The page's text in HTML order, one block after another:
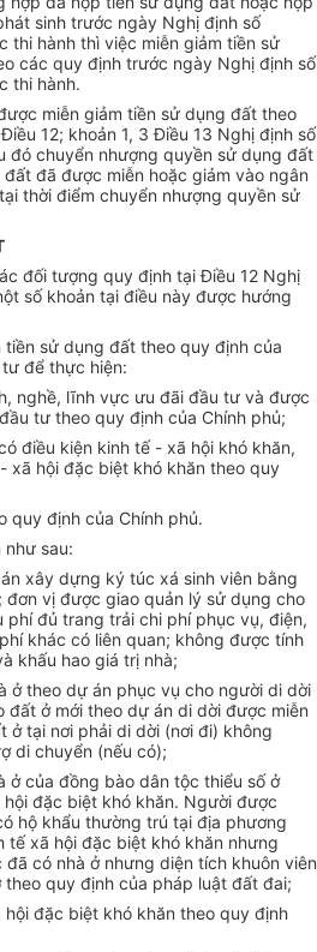
sinh trước ngày Nghị định số
thi hành thì việc miễn giảm tiền sử
các quy định trước ngày Nghị định số
thi hành.
miễn giảm tiền sử dụng đất theo
12; khoản 1, 3 Điều 13 Nghị định số
đó chuyển nhượng quyền sử dụng đất
đã được miễn hoặc giảm vào ngân
thời điểm chuyển nhượng quyền sử
đối tượng quy định tại Điều 12 Nghị
số khoản tại điều này được hướng
tiền sử dụng đất theo quy định của
để thực hiện:
nghề, lĩnh vực ưu đãi đầu tư và được
tư theo quy định của Chính phủ;
điều kiện kinh tế - xã hội khó khăn,
xã hội đặc biệt khó khăn theo quy
quy định của Chính phủ.
sau:
xây dựng ký túc xá sinh viên bằng
vị được giao quản lý sử dụng cho
phí đủ trang trải chi phí phục vụ, điện,
khác có liên quan; không được tính
khấu hao giá trị nhà;
ở theo dự án phục vụ cho người di dời
ở mới theo dự án di dời được miễn
ở tại nơi phải di dời (nơi đi) không
di chuyển (nếu có);
của đồng bào dân tộc thiểu số ở
đặc biệt khó khăn. Người được
hộ khẩu thường trú tại địa phương
tế xã hội đặc biệt khó khăn nhưng
có nhà ở nhưng diện tích khuôn viên
quy định của pháp luật đất đai;
đặc biệt khó khăn theo quy định